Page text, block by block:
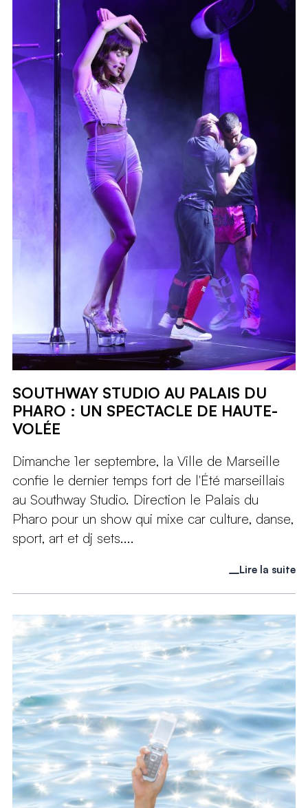
SOUTHWAY STUDIO AU PALAIS DU
PHARO : UN SPECTACLE DE HAUTE-
VOLÉE
Dimanche 1er septembre, la Ville de Marseille
confie le dernier temps fort de l'Été marseillais
au Southway Studio. Direction le Palais du
Pharo pour un show qui mixe car culture, danse,
sport, art et dj sets....
Lire la suite